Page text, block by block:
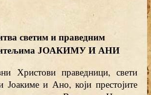
светим и праведним
ЈОАКИМУ И АНИ
Христови праведници, свети
Јоакиме и Ано, који престојите